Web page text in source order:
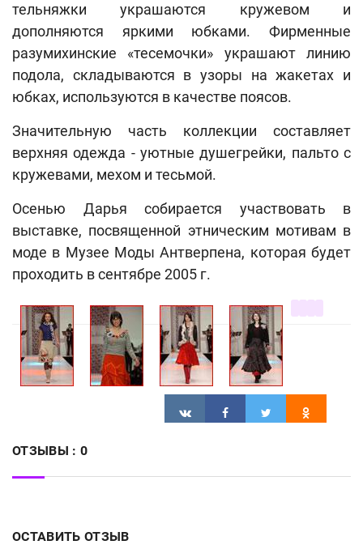
тельняжки украшаются кружевом и
дополняются яркими юбками. Фирменные
разумихинские «тесемочки» украшают линию
подола, складываются в узоры на жакетах и
юбках, используются в качестве поясов.
Значительную часть коллекции составляет
верхняя одежда - уютные душегрейки, пальто с
кружевами, мехом и тесьмой.
Осенью Дарья собирается участвовать в
выставке, посвященной этническим мотивам в
моде в Музее Моды Антверпена, которая будет
проходить в сентябре 2005 г.
ОТЗЫВЫ : 0
ОСТАВИТЬ ОТЗЫВ